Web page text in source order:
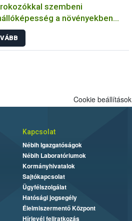
szembeni
a növényekben
végzi a kórtani
a Nébih?
Cookie beállítások
Kapcsolat
Nébih Igazgatóságok
Nébih Laboratóriumok
Kormányhivatalok
Sajtókapcsolat
Ügyfélszolgálat
Hatósági jogsegély
Élelmiszermentő Központ
Hírlevél feliratkozás